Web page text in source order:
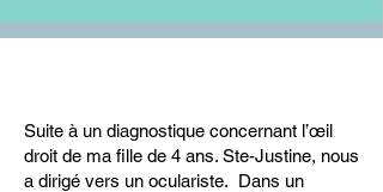
Suite à un diagnostique concernant l’œil
droit de ma fille de 4 ans. Ste-Justine, nous
a dirigé vers un oculariste. Dans un